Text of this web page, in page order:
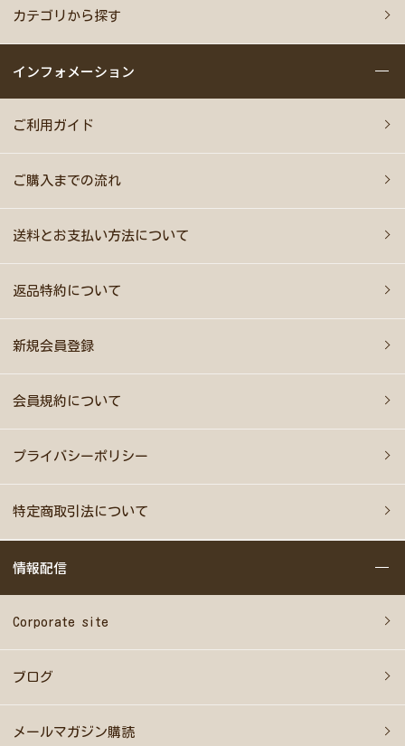
カテゴリから探す
インフォメーション
ご利用ガイド
ご購入までの流れ
送料とお支払い方法について
返品特約について
新規会員登録
会員規約について
プライバシーポリシー
特定商取引法について
情報配信
Corporate site
ブログ
メールマガジン購読